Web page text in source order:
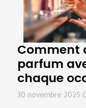
Comment
parfum
chaque
30 novembre 2025